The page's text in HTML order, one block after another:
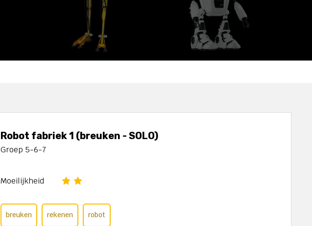
Robot fabriek 1 (breuken - SOLO)
Groep 5-6-7
Moeilijkheid
breuken rekenen robot